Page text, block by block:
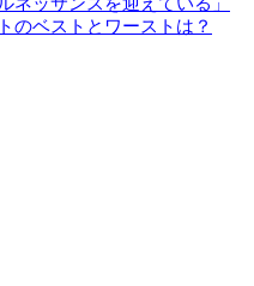
のベストとワーストは？